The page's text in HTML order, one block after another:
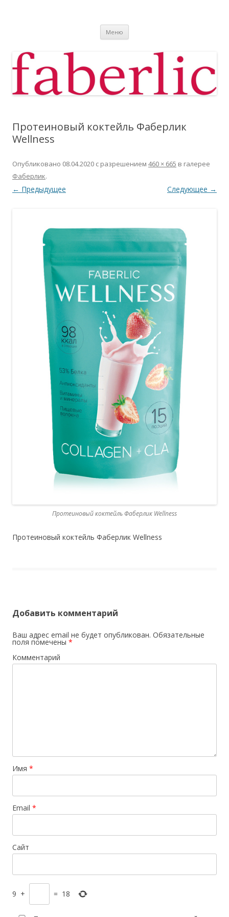
Меню
Протеиновый коктейль Фаберлик
Wellness
Опубликовано 08.04.2020 с разрешением 460 × 665 в галерее
Фаберлик.
← Предыдущее Следующее →
Протеиновый коктейль Фаберлик Wellness
Протеиновый коктейль Фаберлик Wellness
Добавить комментарий
Ваш адрес email не будет опубликован. Обязательные
поля помечены *
Комментарий
Имя *
Email *
Сайт
9 + = 18